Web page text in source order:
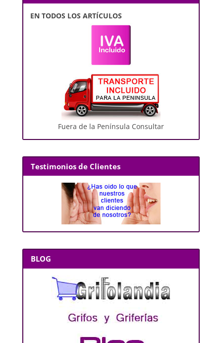
EN TODOS LOS ARTÍCULOS
Fuera de la Península Consultar
Testimonios de Clientes
BLOG